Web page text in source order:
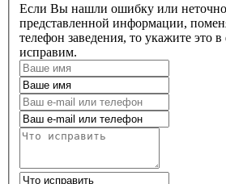
Если Вы нашли ошибку или
представленной информации,
телефон заведения, то укажите это
исправим.